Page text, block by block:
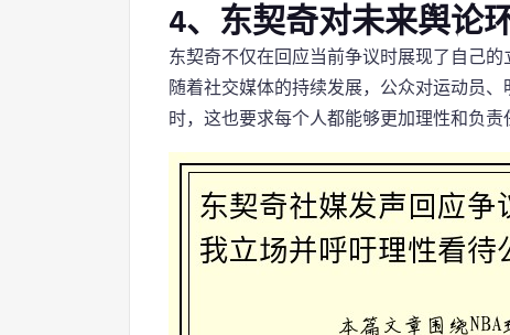
4、东契奇对未来舆论
东契奇不仅在回应当前争议时展现了自己
随着社交媒体的持续发展，公众对运动员
时，这也要求每个人都能够更加理性和负责